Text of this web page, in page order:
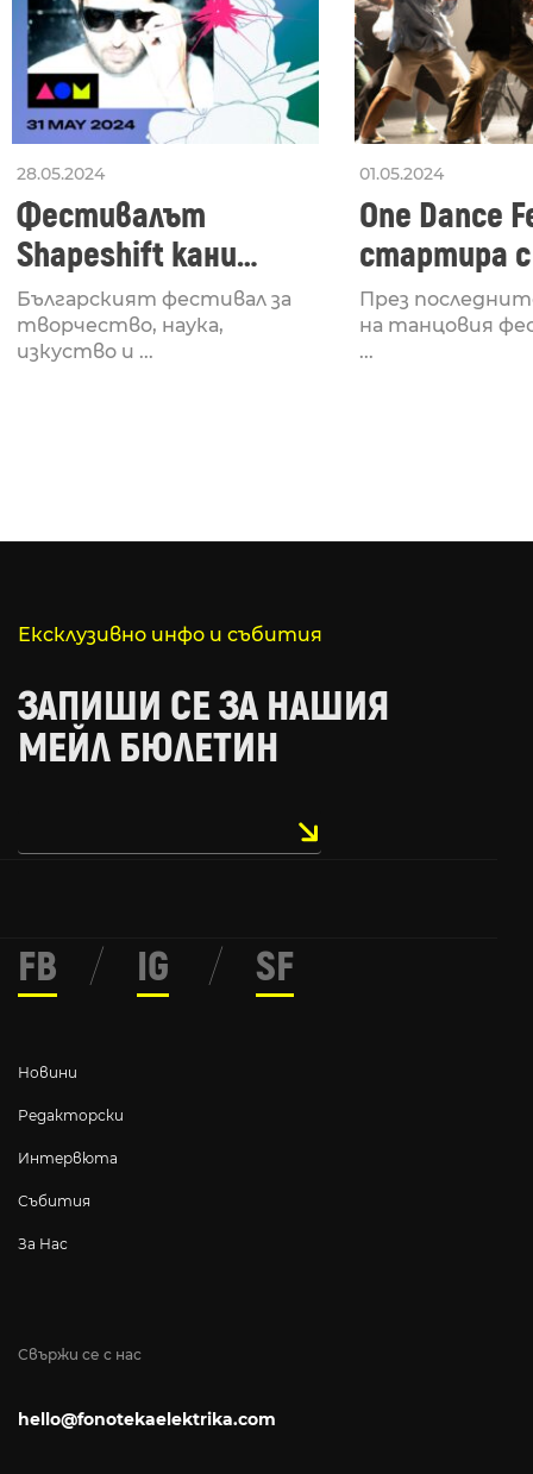
28.05.2024
Фестивалът
Shapeshift кани
Fabrizio Mammarella
за откриването си
Българският фестивал за
творчество, наука,
изкуство и ...
01.05.2024
One Dance
стартира
Lucid,
рейв
През
на танцовия
...
Ексклузивно инфо и събития
ЗАПИШИ СЕ ЗА НАШИЯ
МЕЙЛ БЮЛЕТИН
Свържи се с нас
hello@fonotekaelektrika.com
Новини
Редакторски
Интервюта
Събития
За Нас
FB / IG / SF